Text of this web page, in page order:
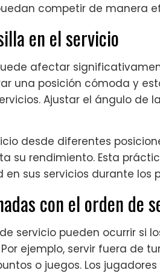
competir de manera
en el servicio
afectar
una posición cómoda y
Ajustar el ángulo de
desde diferentes
su rendimiento. Esta
sus servicios durante los
con el orden de
servicio pueden ocurrir si
ejemplo, servir fuera de
o juegos. Los